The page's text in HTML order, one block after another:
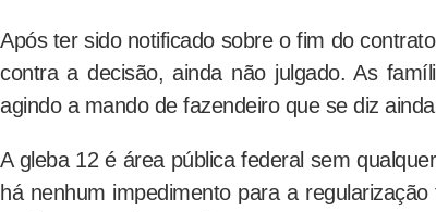
Após ter sido notificado sobre o fim do
contra a decisão, ainda não julgado. As
agindo a mando de fazendeiro que se diz
A gleba 12 é área pública federal sem
há nenhum impedimento para a